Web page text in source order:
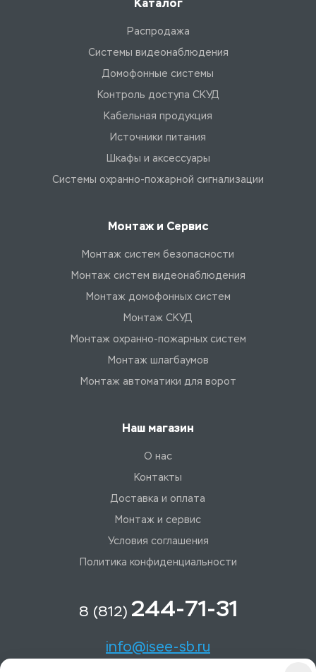
Каталог
Распродажа
Системы видеонаблюдения
Домофонные системы
Контроль доступа СКУД
Кабельная продукция
Источники питания
Шкафы и аксессуары
Системы охранно-пожарной сигнализации
Монтаж и Сервис
Монтаж систем безопасности
Монтаж систем видеонаблюдения
Монтаж домофонных систем
Монтаж СКУД
Монтаж охранно-пожарных систем
Монтаж шлагбаумов
Монтаж автоматики для ворот
Наш магазин
О нас
Контакты
Доставка и оплата
Монтаж и сервис
Условия соглашения
Политика конфиденциальности
8 (812) 244-71-31
info@isee-sb.ru